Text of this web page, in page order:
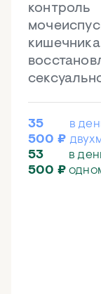
контроль
35
500 ₽
в
53
500 ₽
в